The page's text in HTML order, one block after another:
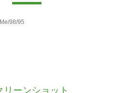
98/95
リーンショット